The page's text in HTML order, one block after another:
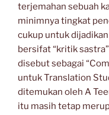
terjemahan sebuah
minimnya tingkat
cukup untuk
bersifat “kritik
disebut sebagai
untuk Translation
ditemukan oleh A
itu masih tetap